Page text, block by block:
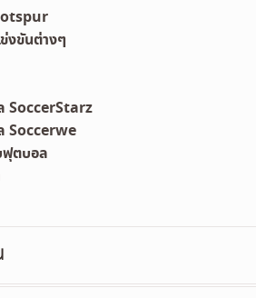
งขันต่างๆ
SoccerStarz
Soccerwe
ฟุตบอล